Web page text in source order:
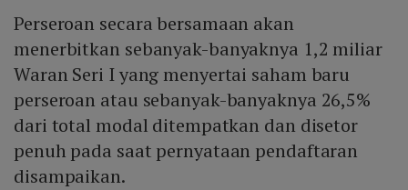
Perseroan secara bersamaan akan
menerbitkan sebanyak-banyaknya 1,2 miliar
Waran Seri I yang menyertai saham baru
perseroan atau sebanyak-banyaknya 26,5%
dari total modal ditempatkan dan disetor
penuh pada saat pernyataan pendaftaran
disampaikan.